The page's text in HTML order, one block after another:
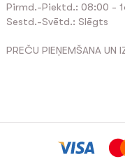
Pirmd.-Piektd.: 08:00 -
Sestd.-Svētd.: Slēgts
PREČU PIEŅEMŠANA